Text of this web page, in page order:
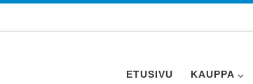
ETUSIVU KAUPPA